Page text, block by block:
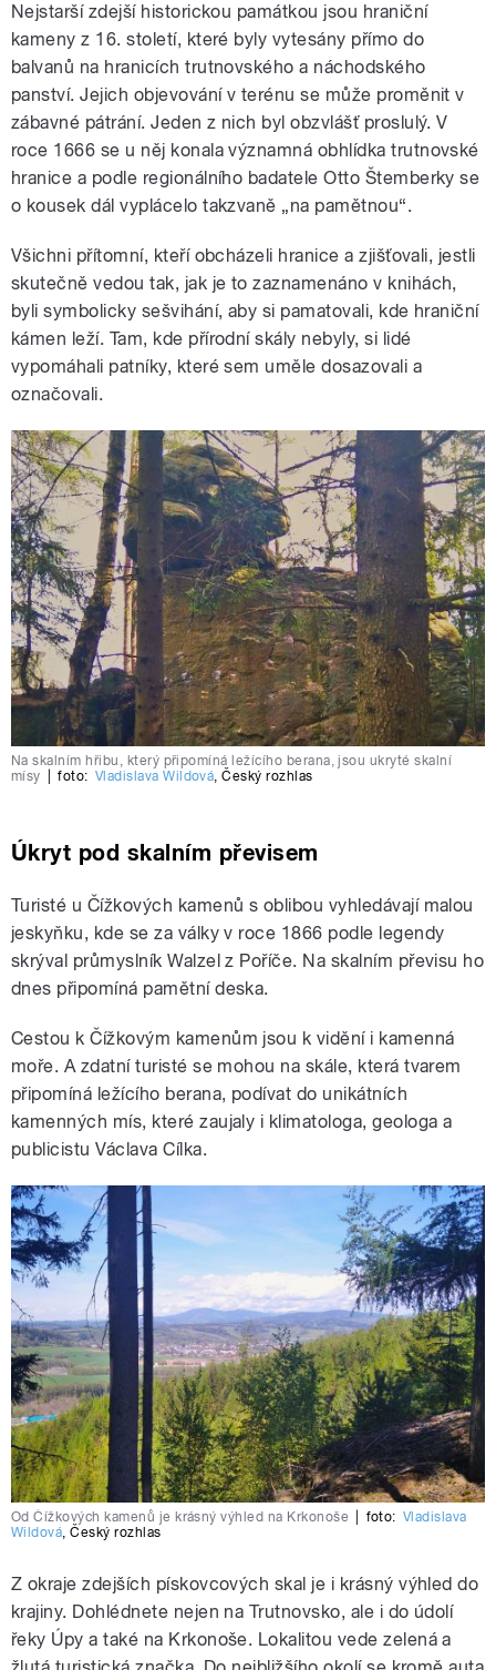
Nejstarší zdejší historickou památkou jsou hraniční
kameny z 16. století, které byly vytesány přímo do
balvanů na hranicích trutnovského a náchodského
panství. Jejich objevování v terénu se může proměnit v
zábavné pátrání. Jeden z nich byl obzvlášť proslulý. V
roce 1666 se u něj konala významná obhlídka trutnovské
hranice a podle regionálního badatele Otto Štemberky se
o kousek dál vyplácelo takzvaně „na pamětnou“.
Všichni přítomní, kteří obcházeli hranice a zjišťovali, jestli
skutečně vedou tak, jak je to zaznamenáno v knihách,
byli symbolicky sešvihání, aby si pamatovali, kde hraniční
kámen leží. Tam, kde přírodní skály nebyly, si lidé
vypomáhali patníky, které sem uměle dosazovali a
označovali.
Na skalním hřibu, který připomíná ležícího berana, jsou ukryté skalní
mísy
foto: Vladislava Wildová,Český rozhlas
Úkryt pod skalním převisem
Turisté u Čížkových kamenů s oblibou vyhledávají malou
jeskyňku, kde se za války v roce 1866 podle legendy
skrýval průmyslník Walzel z Poříče. Na skalním převisu ho
dnes připomíná pamětní deska.
Cestou k Čížkovým kamenům jsou k vidění i kamenná
moře. A zdatní turisté se mohou na skále, která tvarem
připomíná ležícího berana, podívat do unikátních
kamenných mís, které zaujaly i klimatologa, geologa a
publicistu Václava Cílka.
Od Čížkových kamenů je krásný výhled na Krkonoše foto: Vladislava
Wildová ,Český rozhlas
Z okraje zdejších pískovcových skal je i krásný výhled do
krajiny. Dohlédnete nejen na Trutnovsko, ale i do údolí
řeky Úpy a také na Krkonoše. Lokalitou vede zelená a